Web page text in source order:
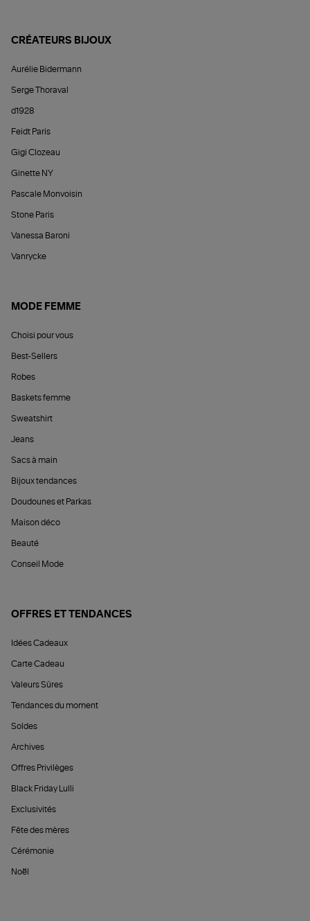
CRÉATEURS BIJOUX
Aurélie Bidermann
Serge Thoraval
d1928
Feidt Paris
Gigi Clozeau
Ginette NY
Pascale Monvoisin
Stone Paris
Vanessa Baroni
Vanrycke
MODE FEMME
Choisi pour vous
Best-Sellers
Robes
Baskets femme
Sweatshirt
Jeans
Sacs à main
Bijoux tendances
Doudounes et Parkas
Maison déco
Beauté
Conseil Mode
OFFRES ET TENDANCES
Idées Cadeaux
Carte Cadeau
Valeurs Sûres
Tendances du moment
Soldes
Archives
Offres Privilèges
Black Friday Lulli
Exclusivités
Fête des mères
Cérémonie
Noël